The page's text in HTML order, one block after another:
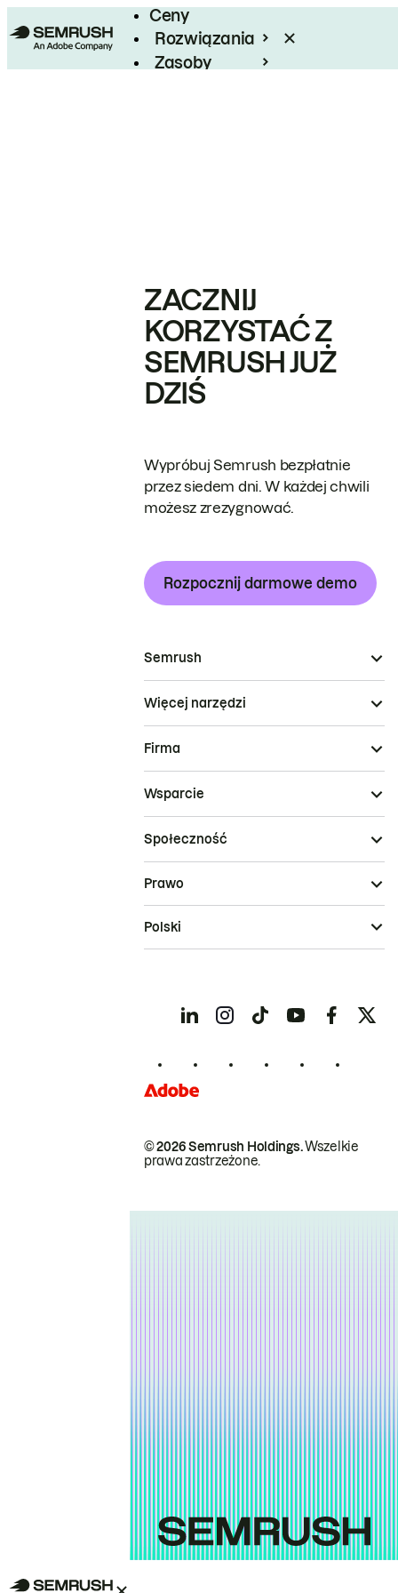
Ceny
Rozwiązania
Zasoby
ZACZNIJ
KORZYSTAĆ Z
SEMRUSH JUŻ
DZIŚ
Wypróbuj Semrush bezpłatnie
przez siedem dni. W każdej chwili
możesz zrezygnować.
Rozpocznij darmowe demo
Semrush
Więcej narzędzi
Firma
Wsparcie
Społeczność
© 2026 Semrush Holdings.Wszelkie
prawa zastrzeżone.
Prawo
Polski